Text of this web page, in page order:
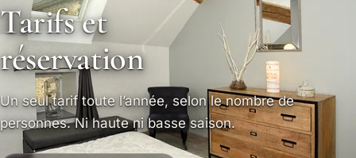
Tarifs et
réservation
Un seul tarif toute l’année, selon le nombre de
personnes. Ni haute ni basse saison.